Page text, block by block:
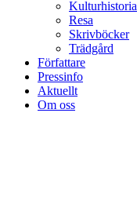
Kulturhistoria
Resa
Skrivböcker
Trädgård
Författare
Pressinfo
Aktuellt
Om oss